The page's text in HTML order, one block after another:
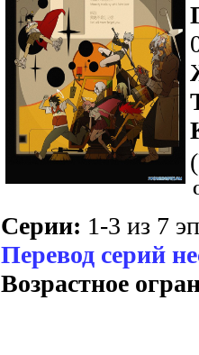
Серии: 1-3 из 7
Перевод серий
Возрастное